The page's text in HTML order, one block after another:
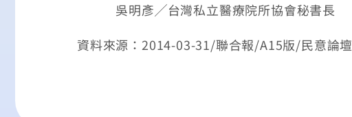
吳明彥╱台灣私立醫療院所協會秘書長
資料來源：2014-03-31/聯合報/A15版/民意論壇